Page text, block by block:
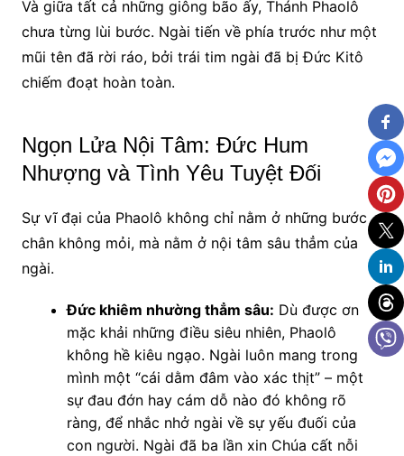
Và giữa tất cả những giông bão ấy, Thánh Phaolô
chưa từng lùi bước. Ngài tiến về phía trước như một
mũi tên đã rời ráo, bởi trái tim ngài đã bị Đức Kitô
chiếm đoạt hoàn toàn.
Ngọn Lửa Nội Tâm: Đức Hum
Nhượng và Tình Yêu Tuyệt Đối
Sự vĩ đại của Phaolô không chỉ nằm ở những bước
chân không mỏi, mà nằm ở nội tâm sâu thẳm của
ngài.
Đức khiêm nhường thẳm sâu: Dù được ơn
mặc khải những điều siêu nhiên, Phaolô
không hề kiêu ngạo. Ngài luôn mang trong
mình một “cái dằm đâm vào xác thịt” – một
sự đau đớn hay cám dỗ nào đó không rõ
ràng, để nhắc nhở ngài về sự yếu đuối của
con người. Ngài đã ba lần xin Chúa cất nỗi